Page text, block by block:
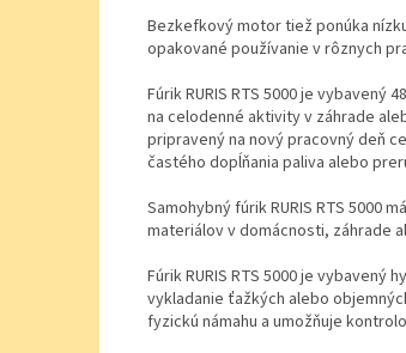
Bezkefkový motor tiež ponúka
opakované používanie v rôznych
Fúrik RURIS RTS 5000 je
na celodenné aktivity v záhrade
pripravený na nový pracovný deň
častého dopĺňania paliva alebo
Samohybný fúrik RURIS RTS 5000
materiálov v domácnosti, záhrade
Fúrik RURIS RTS 5000 je
vykladanie ťažkých alebo
fyzickú námahu a umožňuje